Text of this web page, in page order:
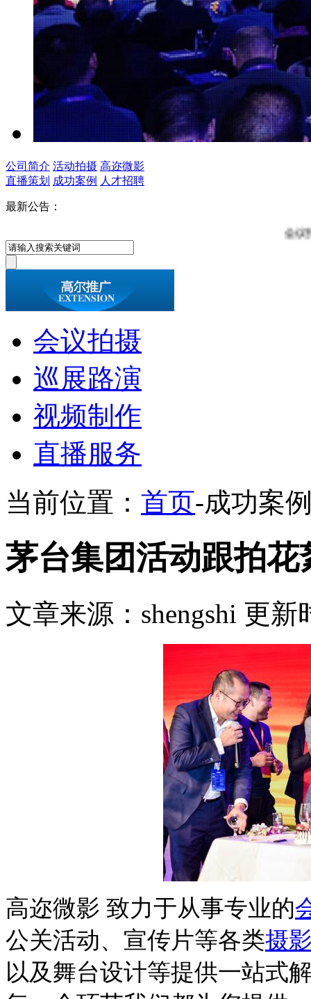
公司简介 活动拍摄 高迩微影
直播策划 成功案例 人才招聘
最新公告：
会议拍摄公司
会议拍摄
巡展路演
视频制作
直播服务
当前位置： 首页-成功案
茅台集团活动跟拍花
文章来源：shengshi 更新
高迩微影 致力于从事专业的
公关活动、宣传片等各类摄
以及舞台设计等提供一站式